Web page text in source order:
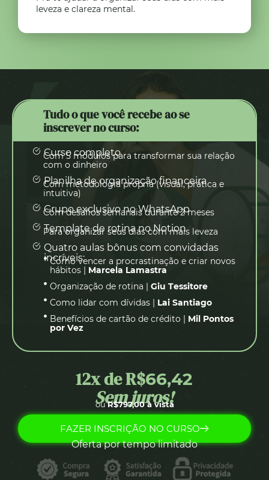
leveza e clareza mental.
Tudo o que você recebe ao se
inscrever no curso:
Curso completo
Com 5 módulos para transformar sua relação
com o dinheiro
Planilha de organização financeira
Com metodologia própria (visual, prática e
intuitiva)
Grupo exclusivo no WhatsApp
Com desafios semanais durante 2 meses
Template de rotina no Notion
Para organizar seus dias com mais leveza
Quatro aulas bônus com convidadas
incríveis:
Como vencer a procrastinação e criar novos
hábitos | Marcela Lamastra
Organização de rotina |Giu Tessitore
Como lidar com dívidas | Lai Santiago
Benefícios de cartão de crédito | Mil Pontos
por Vez
12x de R$66,42
Sem juros!
ouR$797,00 à vista
FAZER INSCRIÇÃO NO CURSO
Oferta por tempo limitado